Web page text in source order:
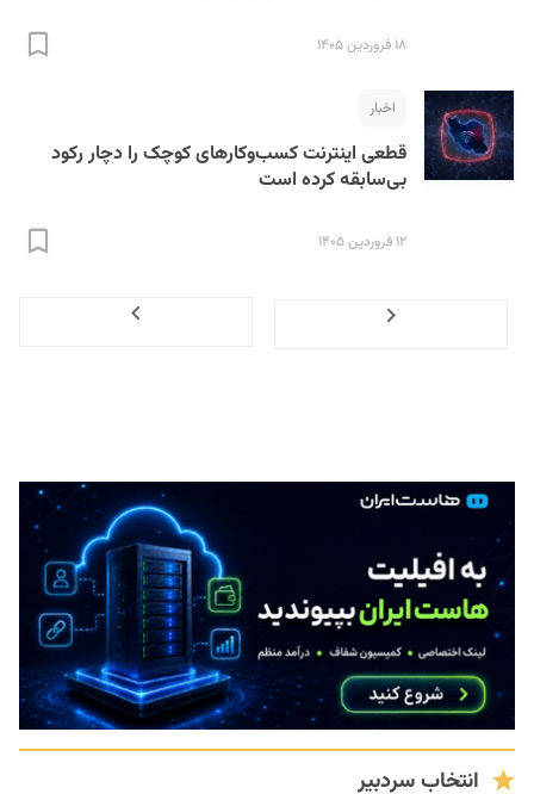
۱۸ فروردین ۱۴۰۵
اخبار
قطعی اینترنت کسب‌وکارهای کوچک را دچار رکود
بی‌سابقه کرده است
۱۲ فروردین ۱۴۰۵
انتخاب سردبیر